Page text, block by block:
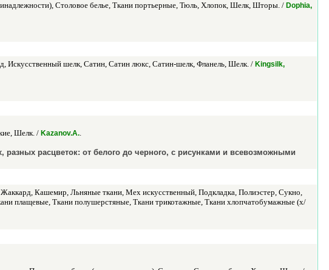
Столовое белье, Ткани портьерные, Тюль, Хлопок, Шелк, Шторы. / Dophia,
Искусственный шелк, Сатин, Сатин люкс, Сатин-шелк, Фланель, Шелк. / Kingsilk,
Шелк. / Kazanov.A..
расцветок: от белого до черного, с рисунками и всевозможными
Кашемир, Льняные ткани, Мех искусственный, Подкладка, Полиэстер, Сукно,
плащевые, Ткани полушерстяные, Ткани трикотажные, Ткани хлопчатобумажные (х/